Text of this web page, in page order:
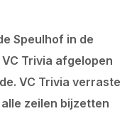
Speulhof in de
Trivia afgelopen
VC Trivia verraste
zeilen bijzetten